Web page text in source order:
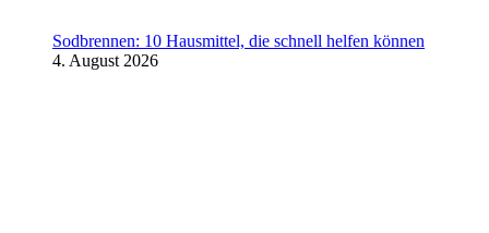
Sodbrennen: 10 Hausmittel, die schnell helfen können
4. August 2026